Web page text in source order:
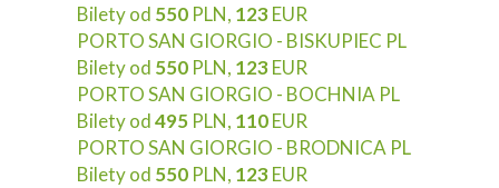
Bilety od 550 PLN, 123EUR
PORTO SAN GIORGIO - BISKUPIEC PL
Bilety od 550 PLN, 123EUR
PORTO SAN GIORGIO - BOCHNIA PL
Bilety od495 PLN, 110EUR
PORTO SAN GIORGIO - BRODNICA PL
Bilety od 550 PLN, 123EUR